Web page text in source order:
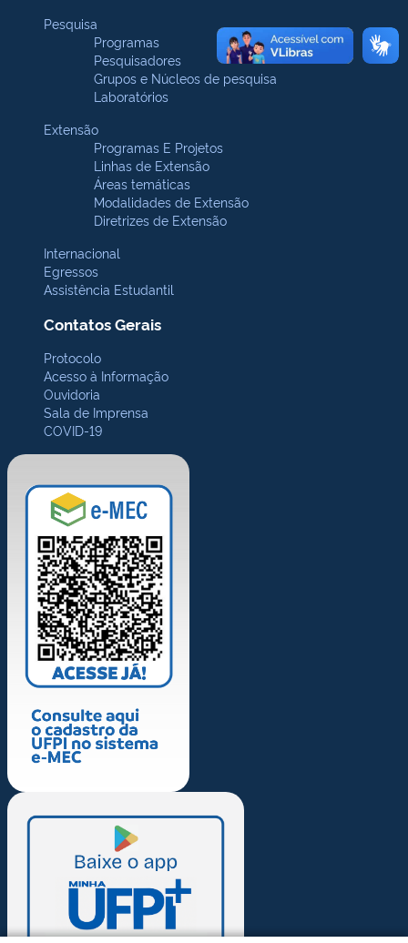
Pesquisa
Programas
Pesquisadores
Grupos e Núcleos de pesquisa
Laboratórios
Extensão
Programas E Projetos
Linhas de Extensão
Áreas temáticas
Modalidades de Extensão
Diretrizes de Extensão
Internacional
Egressos
Assistência Estudantil
Contatos Gerais
Protocolo
Acesso à Informação
Ouvidoria
Sala de Imprensa
COVID-19